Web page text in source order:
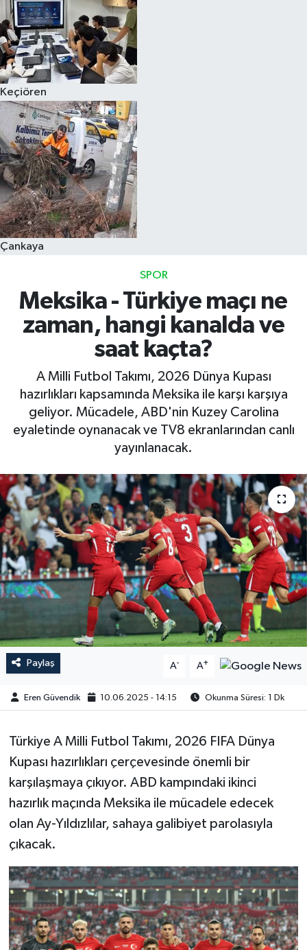
Keçiören
Çankaya
SPOR
Meksika - Türkiye maçı ne
zaman, hangi kanalda ve
saat kaçta?
A Milli Futbol Takımı, 2026 Dünya Kupası
hazırlıkları kapsamında Meksika ile karşı karşıya
geliyor. Mücadele, ABD'nin Kuzey Carolina
eyaletinde oynanacak ve TV8 ekranlarından canlı
yayınlanacak.
Paylaş A- A+
Eren Güvendik 10.06.2025 - 14:15 Okunma Süresi: 1 Dk
Türkiye A Milli Futbol Takımı, 2026 FIFA Dünya
Kupası hazırlıkları çerçevesinde önemli bir
karşılaşmaya çıkıyor. ABD kampındaki ikinci
hazırlık maçında Meksika ile mücadele edecek
olan Ay-Yıldızlılar, sahaya galibiyet parolasıyla
çıkacak.